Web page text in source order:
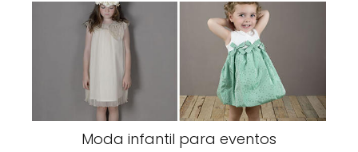
Moda infantil para eventos